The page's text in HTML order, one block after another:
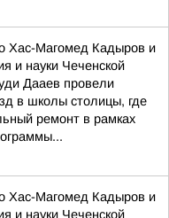
Хас-Магомед Кадыров и
и науки Чеченской
Дааев провели
в школы столицы, где
ремонт в рамках
Хас-Магомед Кадыров и
и науки Чеченской